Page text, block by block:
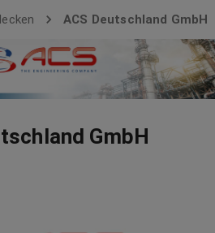
ACS Deutschland GmbH
GmbH